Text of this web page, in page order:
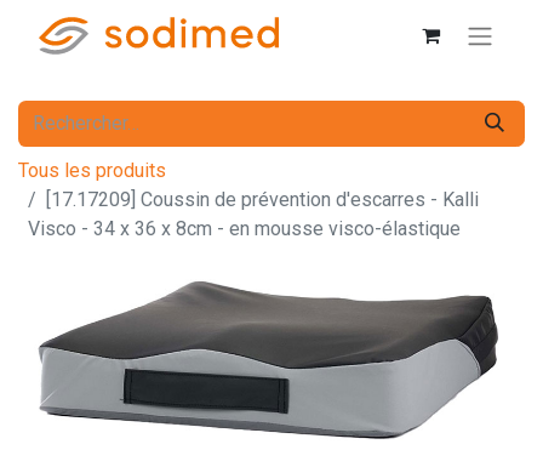
Tous les produits
[17.17209] Coussin de prévention d'escarres - Kalli
Visco - 34 x 36 x 8cm - en mousse visco-élastique